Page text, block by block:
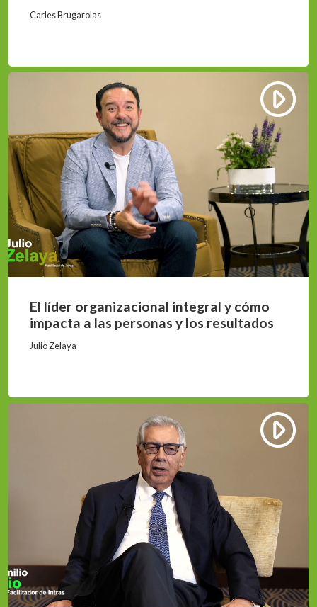
Carles Brugarolas
El líder organizacional integral y cómo
impacta a las personas y los resultados
Julio Zelaya